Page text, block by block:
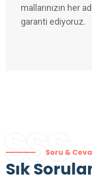
mallarınızın her
garanti ediyoruz.
SSS
Soru &
Sık